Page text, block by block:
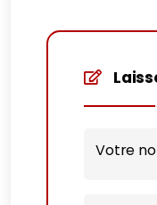
Votre